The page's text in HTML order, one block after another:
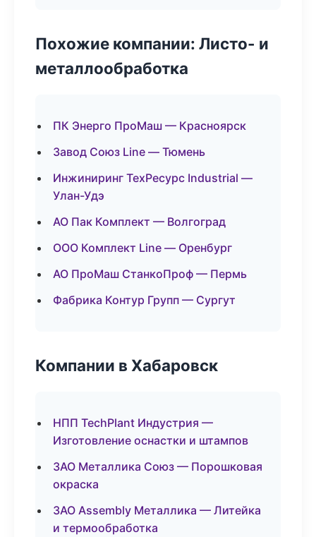
Похожие компании: Листо- и
металлообработка
ПК Энерго ПроМаш — Красноярск
Завод Союз Line — Тюмень
Инжиниринг ТехРесурс Industrial —
Улан-Удэ
АО Пак Комплект — Волгоград
ООО Комплект Line — Оренбург
АО ПроМаш СтанкоПроф — Пермь
Фабрика Контур Групп — Сургут
Компании в Хабаровск
НПП TechPlant Индустрия —
Изготовление оснастки и штампов
ЗАО Металлика Союз — Порошковая
окраска
ЗАО Assembly Металлика — Литейка
и термообработка